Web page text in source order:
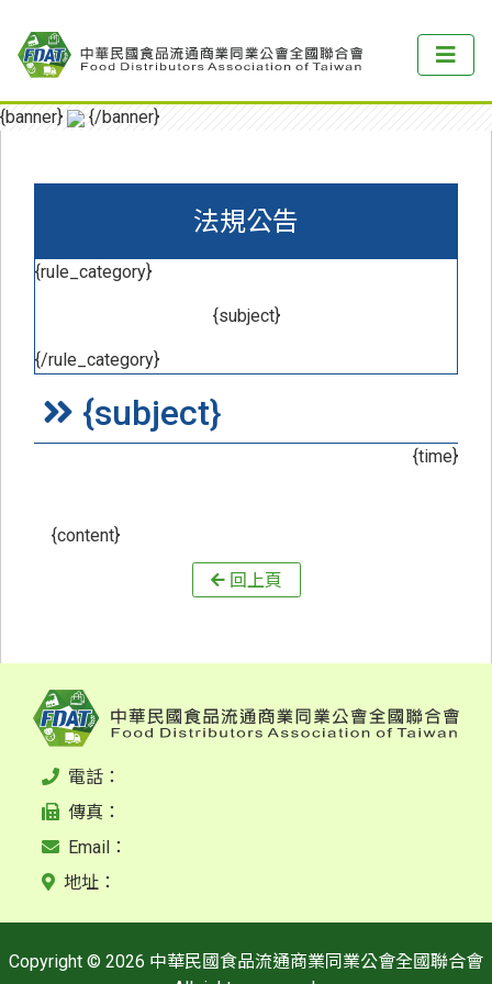
{banner} {/banner}
法規公告
{rule_category}
{subject}
{/rule_category}
{subject}
{time}
{content}
回上頁
電話：
傳真：
Email：
地址：
Copyright © 2026 中華民國食品流通商業同業公會全國聯合會